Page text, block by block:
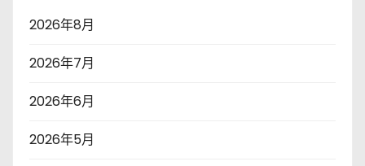
2026年8月
2026年7月
2026年6月
2026年5月